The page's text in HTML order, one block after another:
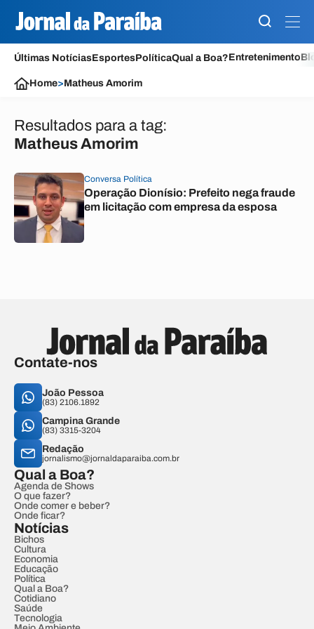
Últimas NotíciasEsportesPolíticaQual a Boa?Entretenimento
Home>Matheus Amorim
Resultados para a tag:
Matheus Amorim
Conversa Política
Operação Dionísio: Prefeito nega fraude
em licitação com empresa da esposa
Contate-nos
João Pessoa
(83) 2106.1892
Campina Grande
(83) 3315-3204
Redação
jornalismo@jornaldaparaiba.com.br
Qual a Boa?
Agenda de Shows
O que fazer?
Onde comer e beber?
Onde ficar?
Notícias
Bichos
Cultura
Economia
Educação
Política
Qual a Boa?
Cotidiano
Saúde
Tecnologia